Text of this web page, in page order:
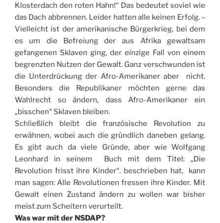
Klosterdach den roten Hahn!“ Das bedeutet soviel wie
das Dach abbrennen. Leider hatten alle keinen Erfolg. –
Vielleicht ist der amerikanische Bürgerkrieg, bei dem
es um die Befreiung der aus Afrika gewaltsam
gefangenen Sklaven ging, der einzige Fall von einem
begrenzten Nutzen der Gewalt. Ganz verschwunden ist
die Unterdrückung der Afro-Amerikaner aber nicht.
Besonders die Republikaner möchten gerne das
Wahlrecht so ändern, dass Afro-Amerikaner ein
„bisschen“ Sklaven bleiben.
Schließlich bleibt die französische Revolution zu
erwähnen, wobei auch die gründlich daneben gelang.
Es gibt auch da viele Gründe, aber wie Wolfgang
Leonhard in seinem Buch mit dem Titel: „Die
Revolution frisst ihre Kinder“. beschrieben hat, kann
man sagen: Alle Revolutionen fressen ihre Kinder. Mit
Gewalt einen Zustand ändern zu wollen war bisher
meist zum Scheitern verurteilt.
Was war mit der NSDAP?